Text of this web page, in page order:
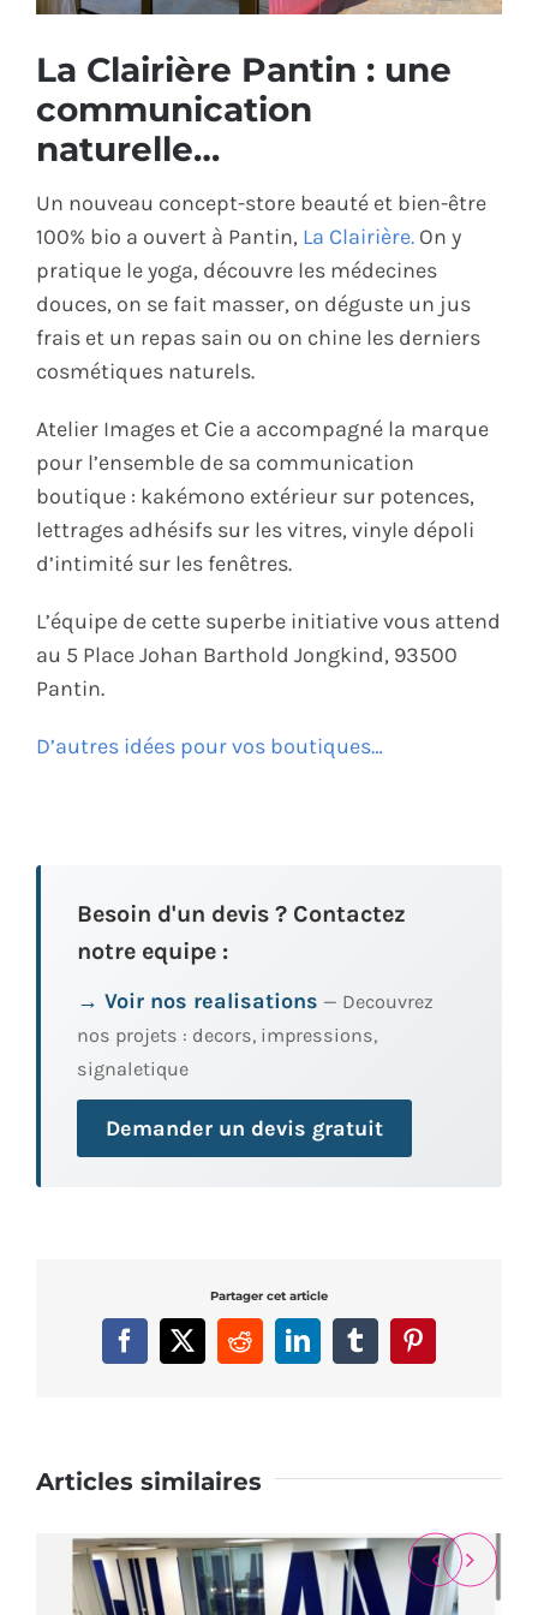
CONTACT
La Clairière Pantin : une
communication
naturelle…
Un nouveau concept-store beauté et bien-être
100% bio a ouvert à Pantin, La Clairière. On y
pratique le yoga, découvre les médecines
douces, on se fait masser, on déguste un jus
frais et un repas sain ou on chine les derniers
cosmétiques naturels.
Atelier Images et Cie a accompagné la marque
pour l’ensemble de sa communication
boutique : kakémono extérieur sur potences,
lettrages adhésifs sur les vitres, vinyle dépoli
d’intimité sur les fenêtres.
L’équipe de cette superbe initiative vous attend
au 5 Place Johan Barthold Jongkind, 93500
Pantin.
D’autres idées pour vos boutiques…
Besoin d'un devis ? Contactez
notre equipe :
→ Voir nos realisations — Decouvrez
nos projets : decors, impressions,
signaletique
Demander un devis gratuit
Partager cet article
Facebook
X RedditLinkedInTumblrPinterest
Articles similaires